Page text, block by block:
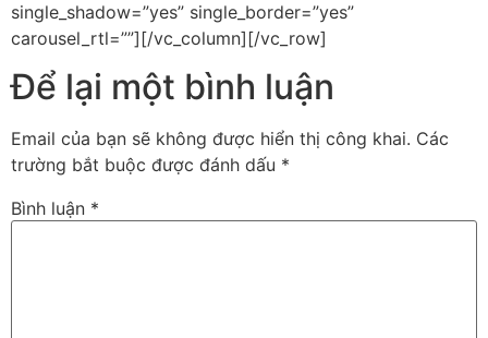
single_shadow=”yes” single_border=”yes”
carousel_rtl=””][/vc_column][/vc_row]
Để lại một bình luận
Email của bạn sẽ không được hiển thị công khai. Các
trường bắt buộc được đánh dấu *
Bình luận *